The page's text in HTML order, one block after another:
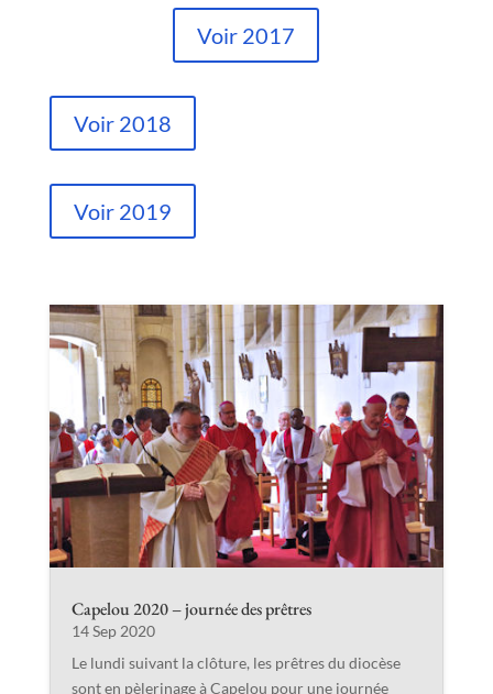
Voir 2017
Voir 2018
Voir 2019
Capelou 2020 – journée des prêtres
14 Sep 2020
Le lundi suivant la clôture, les prêtres du diocèse
sont en pèlerinage à Capelou pour une journée